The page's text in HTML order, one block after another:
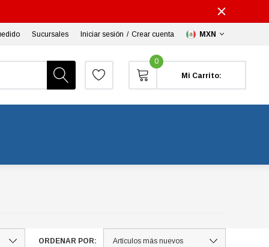
Sucursales Iniciar sesión / Crear cuenta MXN
0
Mi Carrito:
ORDENAR POR: